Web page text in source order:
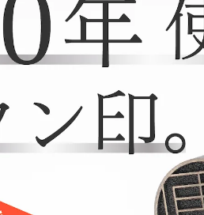
ジー・ガジェット ゲ
起業